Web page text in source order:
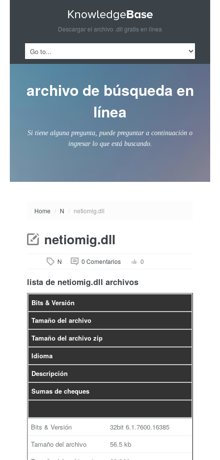
Descargar el archivo .dll gratis en línea
archivo de búsqueda en
línea
Si tiene alguna pregunta, puede preguntar a continuación o
ingresar lo que está buscando.
Home / N / netiomig.dll
netiomig.dll
N 0 Comentarios 0
lista de netiomig.dll archivos
Bits & Versión
Tamaño del archivo
Tamaño del archivo zip
Idioma
Descripción
Sumas de cheques
32bit 6.1.7600.16385
56.5 kb